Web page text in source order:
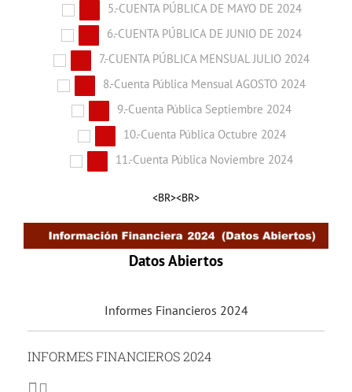
5.-CUENTA PÚBLICA DE MAYO DE 2024
6.-CUENTA PÚBLICA DE JUNIO DE 2024
7.-CUENTA PÚBLICA MENSUAL JULIO 2024
8.-Cuenta Pública Mensual AGOSTO 2024
9.-Cuenta Pública Septiembre 2024
10.-Cuenta Pública Octubre 2024
11.-Cuenta Pública Noviembre 2024
<BR><BR>
Datos Abiertos
Informes Financieros 2024
INFORMES FINANCIEROS 2024